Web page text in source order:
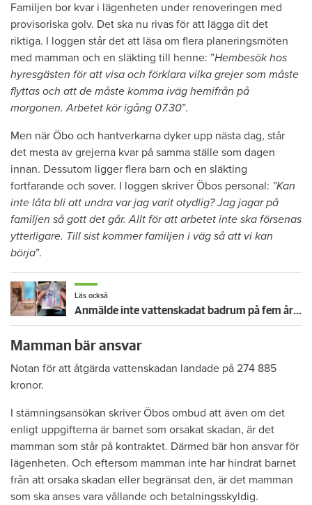
Familjen bor kvar i lägenheten under renoveringen med
provisoriska golv. Det ska nu rivas för att lägga dit det
riktiga. I loggen står det att läsa om flera planeringsmöten
med mamman och en släkting till henne: ”Hembesök hos
hyresgästen för att visa och förklara vilka grejer som måste
flyttas och att de måste komma iväg hemifrån på
morgonen. Arbetet kör igång 07.30”.
Men när Öbo och hantverkarna dyker upp nästa dag, står
det mesta av grejerna kvar på samma ställe som dagen
innan. Dessutom ligger flera barn och en släkting
fortfarande och sover. I loggen skriver Öbos personal: ”Kan
inte låta bli att undra var jag varit otydlig? Jag jagar på
familjen så gott det går. Allt för att arbetet inte ska försenas
ytterligare. Till sist kommer familjen i väg så att vi kan
börja”.
Läs också
Anmälde inte vattenskadat badrum på fem år – krävs på 125 000 kronor
Mamman bär ansvar
Notan för att åtgärda vattenskadan landade på 274 885
kronor.
I stämningsansökan skriver Öbos ombud att även om det
enligt uppgifterna är barnet som orsakat skadan, är det
mamman som står på kontraktet. Därmed bär hon ansvar för
lägenheten. Och eftersom mamman inte har hindrat barnet
från att orsaka skadan eller begränsat den, är det mamman
som ska anses vara vållande och betalningsskyldig.